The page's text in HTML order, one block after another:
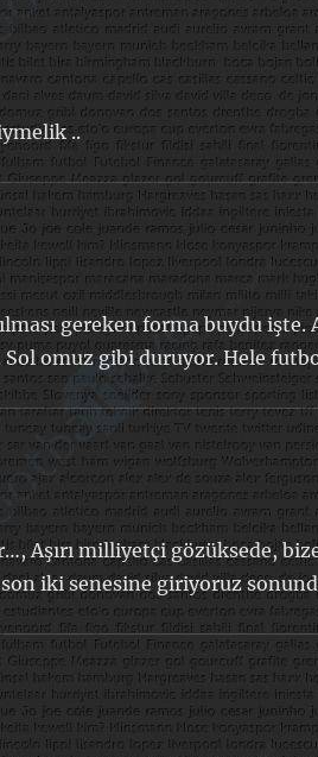
..
gereken forma buydu
Sol omuz gibi duruyor. Hele
Aşırı milliyetçi gözüksede,
son iki senesine giriyoruz